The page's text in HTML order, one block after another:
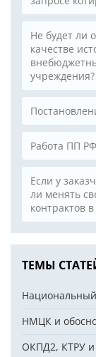
Не будет ли
качестве
учреждения?
Работа ПП
Если у
ли менять
контрактов
ТЕМЫ
НМЦК и
ОКПД2, КТРУ и